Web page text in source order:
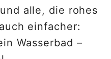
alle, die rohes
einfacher:
Wasserbad –